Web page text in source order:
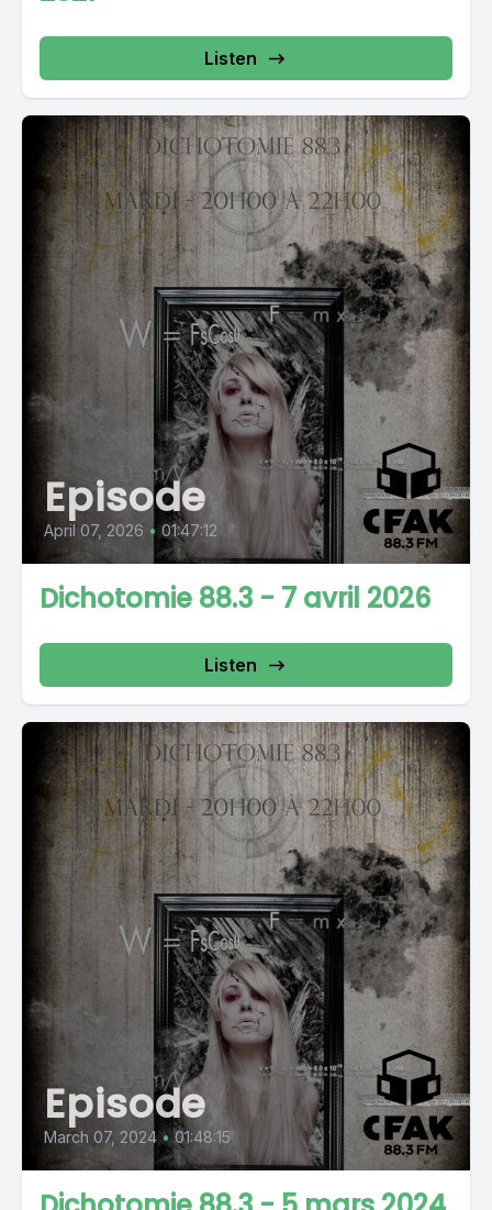
Listen
Episode
April 07, 2026 • 01:47:12
Dichotomie 88.3 - 7 avril 2026
Listen
Episode
March 07, 2024 • 01:48:15